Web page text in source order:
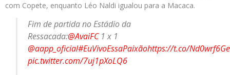
com Copete, enquanto Léo Naldi igualou para a Macaca.
Fim de partida no Estádio da
Ressacada:@AvaiFC1 x 1
@aapp_oficial#EuVivoEssaPaixãohttps://t.co/
pic.twitter.com/7uj1pXoLQ6